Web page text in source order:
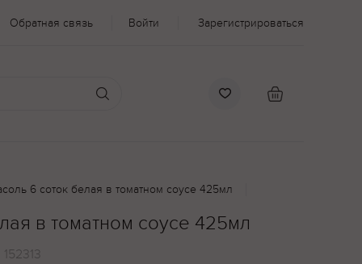
Обратная связь Войти Зарегистрироваться
6 соток белая в томатном соусе 425мл
в томатном соусе 425мл
152313